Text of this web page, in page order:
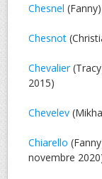
Chesnel
Chesnot
Chevalier
2015)
Chevelev
Chiarello
novembre